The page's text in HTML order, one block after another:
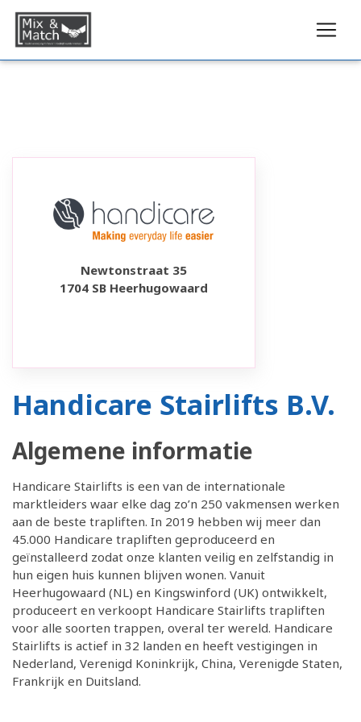
Newtonstraat 35
1704 SB Heerhugowaard
Handicare Stairlifts B.V.
Algemene informatie
Handicare Stairlifts is een van de internationale
marktleiders waar elke dag zo’n 250 vakmensen werken
aan de beste trapliften. In 2019 hebben wij meer dan
45.000 Handicare trapliften geproduceerd en
geïnstalleerd zodat onze klanten veilig en zelfstandig in
hun eigen huis kunnen blijven wonen. Vanuit
Heerhugowaard (NL) en Kingswinford (UK) ontwikkelt,
produceert en verkoopt Handicare Stairlifts trapliften
voor alle soorten trappen, overal ter wereld. Handicare
Stairlifts is actief in 32 landen en heeft vestigingen in
Nederland, Verenigd Koninkrijk, China, Verenigde Staten,
Frankrijk en Duitsland.